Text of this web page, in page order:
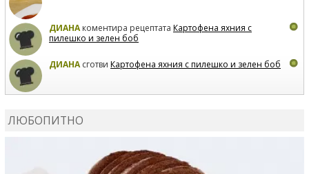
ДИАНАкоментира рецептата Картофена яхния с
пилешко и зелен боб
ДИАНАсготви Картофена яхния с пилешко и зелен боб
ЛЮБОПИТНО